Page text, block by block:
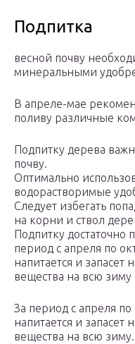
Подпитка
весной почву
минеральными
В апреле-мае
поливу различные
Подпитку дерева
почву.
Оптимально
водорастворимые
Следует избегать
на корни и ствол
Подпитку достаточно
период с апреля по
напитается и
вещества на всю зиму
За период с апреля
напитается и
вещества на всю зиму.